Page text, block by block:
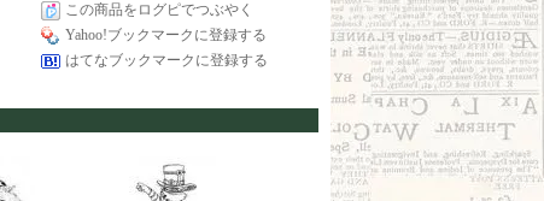
この商品をログピでつぶやく
Yahoo!ブックマークに登録する
はてなブックマークに登録する